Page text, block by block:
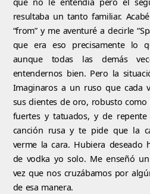
que no le entendía pero él
resultaba un tanto familiar.
“from” y me aventuré a decirle
que era eso precisamente lo
aunque todas las demás
entendernos bien. Pero la
Imaginaros a un ruso que cada
sus dientes de oro, robusto
fuertes y tatuados, y de
canción rusa y te pide que la
verme la cara. Hubiera deseado
de vodka yo solo. Me enseñó
vez que nos cruzábamos por
de esa manera.